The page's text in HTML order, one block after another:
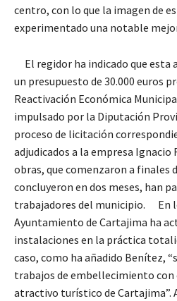
centro, con lo que la imagen de
experimentado una notable
El regidor ha indicado que esta
un presupuesto de 30.000 euros
Reactivación Económica
impulsado por la Diputación
proceso de licitación
adjudicados a la empresa Ignacio
obras, que comenzaron a finales
concluyeron en dos meses, han
trabajadores del municipio. En
Ayuntamiento de Cartajima ha
instalaciones en la práctica
caso, como ha añadido Benítez,
trabajos de embellecimiento
atractivo turístico de Cartajima”.